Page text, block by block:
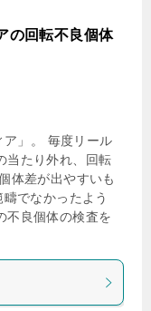
の回転不良個体
」。 毎度リール
当たり外れ、回転
体差が出やすいも
でなかったよう
不良個体の検査を